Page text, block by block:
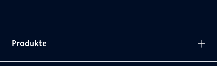
Produkte